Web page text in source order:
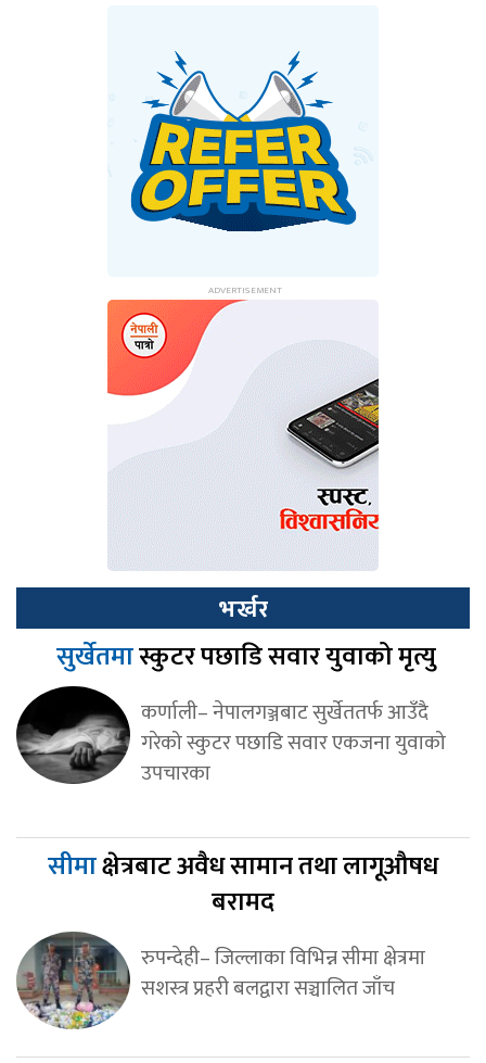
भर्खर
सुर्खेतमास्कुटर पछाडि सवार युवाको मृत्यु
कर्णाली– नेपालगञ्जबाट सुर्खेततर्फ आउँदै
गरेको स्कुटर पछाडि सवार एकजना युवाको
उपचारका
सीमाक्षेत्रबाट अवैध सामान तथा लागूऔषध
बरामद
रुपन्देही– जिल्लाका विभिन्न सीमा क्षेत्रमा
सशस्त्र प्रहरी बलद्वारा सञ्चालित जाँच